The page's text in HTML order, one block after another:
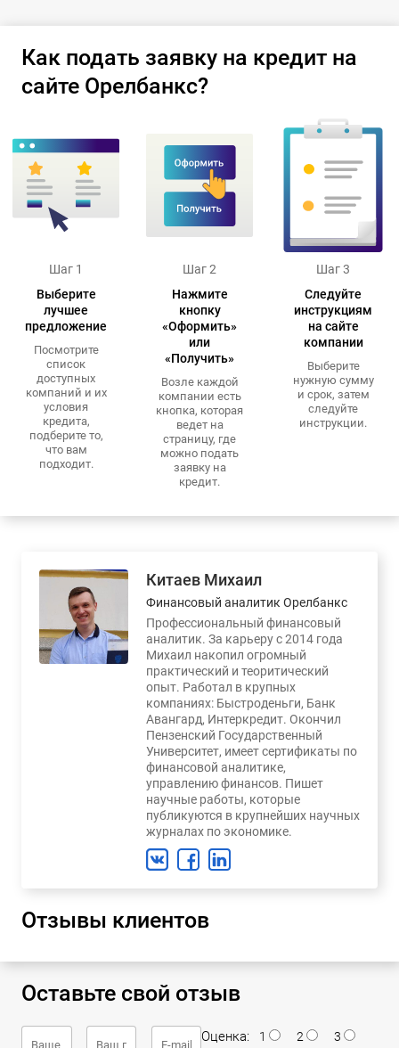
Как подать заявку на кредит на
сайте Орелбанкс?
Шаг 1
Выберите
лучшее
предложение
Посмотрите
список
доступных
компаний и их
условия
кредита,
подберите то,
что вам
подходит.
Шаг 2
Нажмите
кнопку
«Оформить»
или
«Получить»
Возле каждой
компании есть
кнопка, которая
ведет на
страницу, где
можно подать
заявку на
кредит.
Шаг 3
Следуйте
инструкциям
на сайте
компании
Выберите
нужную сумму
и срок, затем
следуйте
инструкции.
Китаев Михаил
Финансовый аналитик Орелбанкс
Профессиональный финансовый
аналитик. За карьеру с 2014 года
Михаил накопил огромный
практический и теоритический
опыт. Работал в крупных
компаниях: Быстроденьги, Банк
Авангард, Интеркредит. Окончил
Пензенский Государственный
Университет, имеет сертификаты по
финансовой аналитике,
управлению финансов. Пишет
научные работы, которые
публикуются в крупнейших научных
журналах по экономике.
Отзывы клиентов
Оставьте свой отзыв
Оценка: 1 2
3